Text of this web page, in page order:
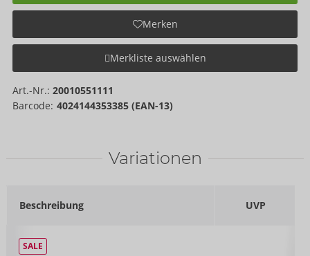
Merken
Merkliste auswählen
Art.-Nr.: 20010551111
Barcode: 4024144353385 (EAN-13)
Variationen
Beschreibung UVP
SALE